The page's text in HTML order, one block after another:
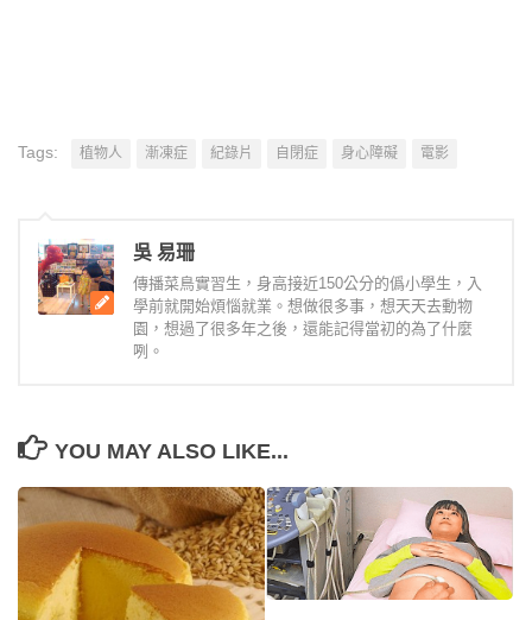
Tags: 植物人 漸凍症 紀錄片 自閉症 身心障礙 電影
吳 易珊
傳播菜鳥實習生，身高接近150公分的僞小學生，入
學前就開始煩惱就業。想做很多事，想天天去動物
園，想過了很多年之後，還能記得當初的為了什麼
咧。
YOU MAY ALSO LIKE...